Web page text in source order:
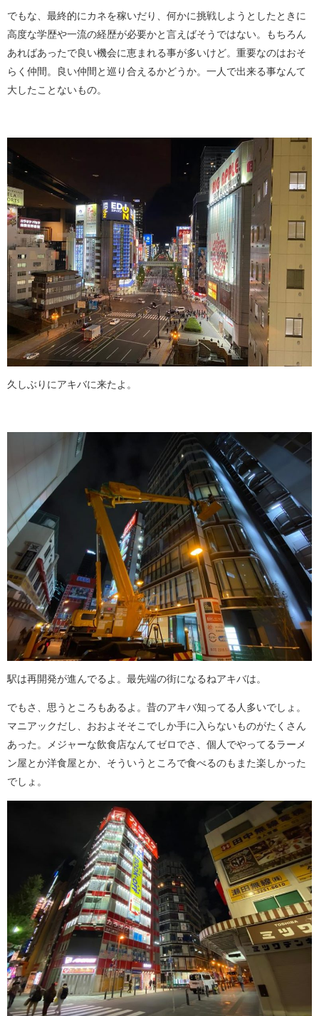
でもな、最終的にカネを稼いだり、何かに挑戦しようとしたときに
高度な学歴や一流の経歴が必要かと言えばそうではない。もちろん
あればあったで良い機会に恵まれる事が多いけど。重要なのはおそ
らく仲間。良い仲間と巡り合えるかどうか。一人で出来る事なんて
大したことないもの。
久しぶりにアキバに来たよ。
駅は再開発が進んでるよ。最先端の街になるねアキバは。
でもさ、思うところもあるよ。昔のアキバ知ってる人多いでしょ。
マニアックだし、おおよそそこでしか手に入らないものがたくさん
あった。メジャーな飲食店なんてゼロでさ、個人でやってるラーメ
ン屋とか洋食屋とか、そういうところで食べるのもまた楽しかった
でしょ。